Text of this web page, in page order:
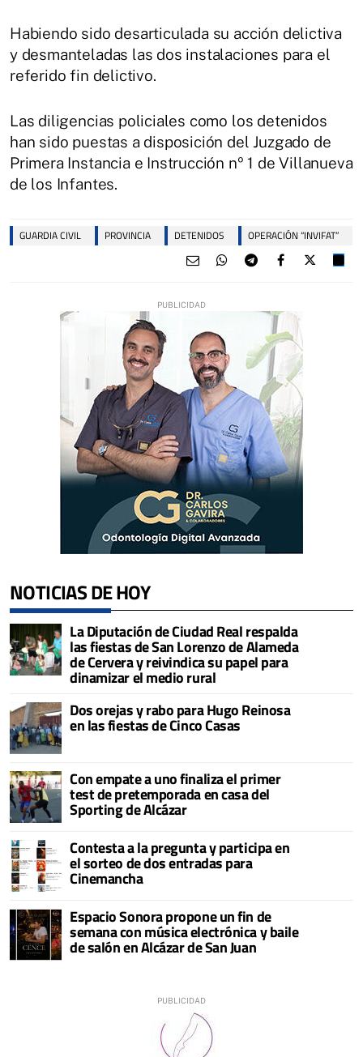
Habiendo sido desarticulada su acción delictiva
y desmanteladas las dos instalaciones para el
referido fin delictivo.
Las diligencias policiales como los detenidos
han sido puestas a disposición del Juzgado de
Primera Instancia e Instrucción nº 1 de Villanueva
de los Infantes.
GUARDIA CIVIL PROVINCIA DETENIDOS OPERACIÓN “INVIFAT”
NOTICIAS DE HOY
La Diputación de Ciudad Real respalda
las fiestas de San Lorenzo de Alameda
de Cervera y reivindica su papel para
dinamizar el medio rural
Dos orejas y rabo para Hugo Reinosa
en las fiestas de Cinco Casas
Con empate a uno finaliza el primer
test de pretemporada en casa del
Sporting de Alcázar
Contesta a la pregunta y participa en
el sorteo de dos entradas para
Cinemancha
Espacio Sonora propone un fin de
semana con música electrónica y baile
de salón en Alcázar de San Juan